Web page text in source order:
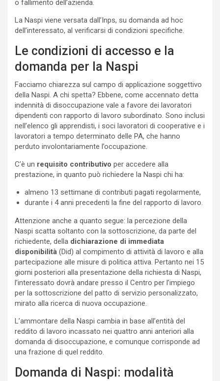
o fallimento dell’azienda.
La Naspi viene versata dall’Inps, su domanda ad hoc
dell’interessato, al verificarsi di condizioni specifiche.
Le condizioni di accesso e la
domanda per la Naspi
Facciamo chiarezza sul campo di applicazione soggettivo
della Naspi. A chi spetta? Ebbene, come accennato detta
indennità di disoccupazione vale a favore dei lavoratori
dipendenti con rapporto di lavoro subordinato. Sono inclusi
nell’elenco gli apprendisti, i soci lavoratori di cooperative e i
lavoratori a tempo determinato delle PA, che hanno
perduto involontariamente l’occupazione.
C’è un requisito contributivo per accedere alla
prestazione, in quanto può richiedere la Naspi chi ha:
almeno 13 settimane di contributi pagati regolarmente,
durante i 4 anni precedenti la fine del rapporto di lavoro.
Attenzione anche a quanto segue: la percezione della
Naspi scatta soltanto con la sottoscrizione, da parte del
richiedente, della dichiarazione di immediata
disponibilità (Did) al compimento di attività di lavoro e alla
partecipazione alle misure di politica attiva. Pertanto nei 15
giorni posteriori alla presentazione della richiesta di Naspi,
l’interessato dovrà andare presso il Centro per l’impiego
per la sottoscrizione del patto di servizio personalizzato,
mirato alla ricerca di nuova occupazione.
L’ammontare della Naspi cambia in base all’entità del
reddito di lavoro incassato nei quattro anni anteriori alla
domanda di disoccupazione, e comunque corrisponde ad
una frazione di quel reddito.
Domanda di Naspi: modalità